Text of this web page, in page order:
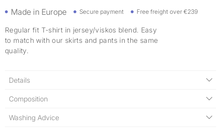
Made in Europe Secure payment Free freight over €239
Regular fit T-shirt in jersey/viskos blend. Easy
to match with our skirts and pants in the same
quality.
Details
Composition
Washing Advice